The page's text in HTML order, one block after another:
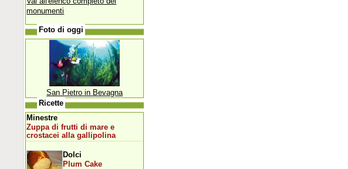
monumenti
Foto di oggi
San Pietro in Bevagna
Ricette
Minestre
Zuppa di frutti di mare e
crostacei alla gallipolina
Dolci
Plum Cake